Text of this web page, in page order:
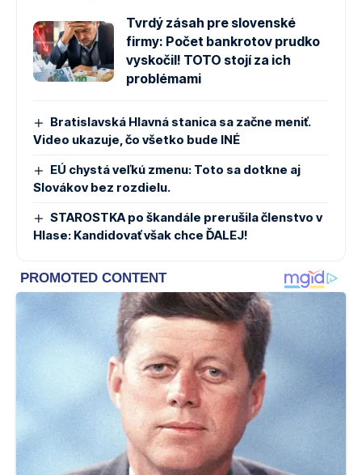
Tvrdý zásah pre slovenské
firmy: Počet bankrotov prudko
vyskočil! TOTO stojí za ich
problémami
Bratislavská Hlavná stanica sa začne meniť.
Video ukazuje, čo všetko bude INÉ
EÚ chystá veľkú zmenu: Toto sa dotkne aj
Slovákov bez rozdielu.
STAROSTKA po škandále prerušila členstvo v
Hlase: Kandidovať však chce ĎALEJ!